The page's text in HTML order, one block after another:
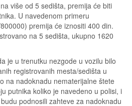
više od 5 sedišta, premija će biti
U navedenom primeru
premija će iznositi 400 din.
na 5 sedišta, ukupno 1620
je u trenutku nezgode u vozilu bilo
registrovanih mesta/sedišta u
na nadoknadu nematerijalne štete
putnika koliko je navedeno u polisi, i
podnosili zahteve za nadoknadu